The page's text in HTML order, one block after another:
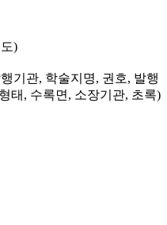
)
기관, 학술지명, 권호, 발행
태, 수록면, 소장기관, 초록)